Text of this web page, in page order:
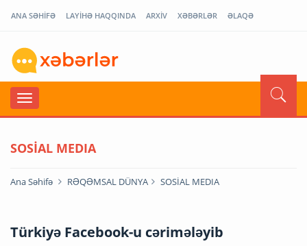
ANA SƏHİFƏ LAYİHƏ HAQQINDA ARXİV XƏBƏRLƏR ƏLAQƏ
SOSİAL MEDIA
Ana Səhifə RƏQƏMSAL DÜNYA SOSİAL MEDIA
Türkiyə Facebook-u cərimələyib